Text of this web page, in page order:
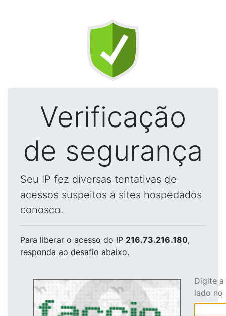
Verificação
de segurança
Seu IP fez diversas tentativas de
acessos suspeitos a sites hospedados
conosco.
Para liberar o acesso do IP 216.73.216.180,
responda ao desafio abaixo.
Digite
lado no